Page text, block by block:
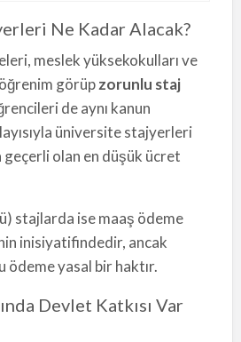
Ne Kadar Alacak?
meslek yüksekokulları ve
görüpzorunlu staj
de aynı kanun
üniversite stajyerleri
geçerli olan en düşük ücret
stajlarda ise maaş ödeme
inisiyatifindedir, ancak
ödeme yasal bir haktır.
Devlet Katkısı Var